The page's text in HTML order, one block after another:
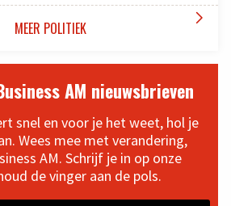
MEER POLITIEK 
AM nieuwsbrieven
snel en voor je het weet, hol je
Wees mee met verandering,
AM. Schrijf je in op onze
de vinger aan de pols.